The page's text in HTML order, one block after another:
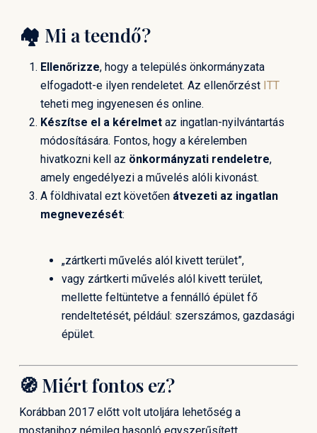
🏘️ Mi a teendő?
Ellenőrizze, hogy a település önkormányzata
elfogadott-e ilyen rendeletet. Az ellenőrzést ITT
teheti meg ingyenesen és online.
Készítse el a kérelmetaz ingatlan-nyilvántartás
módosítására. Fontos, hogy a kérelemben
hivatkozni kell az önkormányzati rendeletre,
amely engedélyezi a művelés alóli kivonást.
A földhivatal ezt követően átvezeti az ingatlan
megnevezését:
„zártkerti művelés alól kivett terület”,
vagy zártkerti művelés alól kivett terület,
mellette feltüntetve a fennálló épület fő
rendeltetését, például: szerszámos, gazdasági
épület.
🧭 Miért fontos ez?
Korábban 2017 előtt volt utoljára lehetőség a